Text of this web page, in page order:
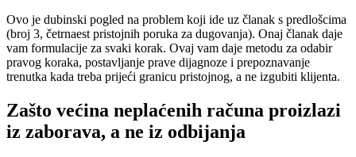
Ovo je dubinski pogled na problem koji ide uz članak s predlošcima
(broj 3, četrnaest pristojnih poruka za dugovanja). Onaj članak daje
vam formulacije za svaki korak. Ovaj vam daje metodu za odabir
pravog koraka, postavljanje prave dijagnoze i prepoznavanje
trenutka kada treba prijeći granicu pristojnog, a ne izgubiti klijenta.
Zašto većina neplaćenih računa proizlazi
iz zaborava, a ne iz odbijanja